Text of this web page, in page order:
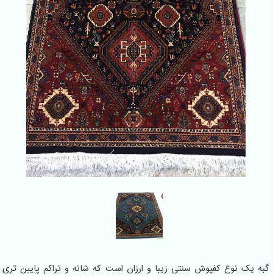
گبه یک نوع کفپوش سنتی زیبا و ارزان است که شانه و تراکم پایین تری